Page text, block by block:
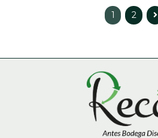
1 2